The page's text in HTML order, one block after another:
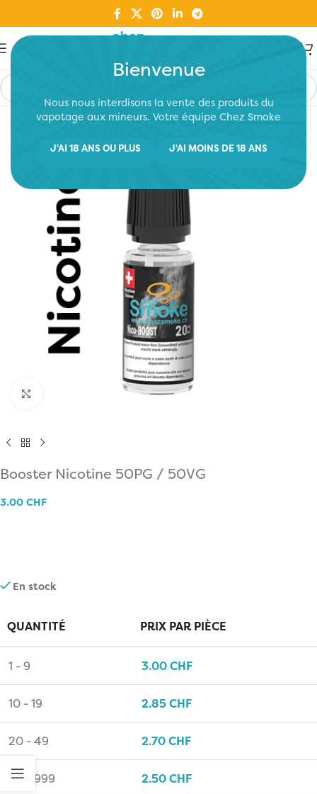
Bienvenue
Nous nous interdisons la vente des produits du
vapotage aux mineurs. Votre équipe Chez Smoke
J'AI 18 ANS OU PLUS J'AI MOINS DE 18 ANS
Booster Nicotine 50PG / 50VG
3.00 CHF
En stock
QUANTITÉ PRIX PAR PIÈCE
1 - 9 3.00CHF
10 - 19 2.85CHF
20 - 49 2.70CHF
50 - 999 2.50CHF